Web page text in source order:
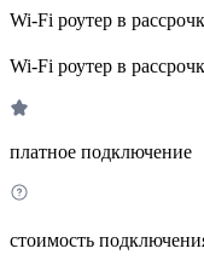
Wi-Fi роутер в
Wi-Fi роутер в
платное подключение
стоимость